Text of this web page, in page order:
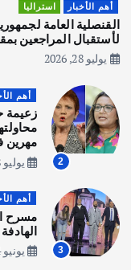
3
4
أهم الأخبار ثقافة
انطلاق ورشة التمثيل
أغسطس 5, 2026
أهم الأخبار استراليا
القنصلية العامة
لأستقبال المراجعين
يوليو 28, 2026
2
أهم
زعيمة
مهرين
يوليو 28, 2026
3
أهم
مسرح
يونيو 14, 2026